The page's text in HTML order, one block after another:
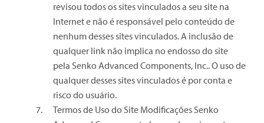
revisou todos os sites vinculados a seu site na
Internet e não é responsável pelo conteúdo de
nenhum desses sites vinculados. A inclusão de
qualquer link não implica no endosso do site
pela Senko Advanced Components, Inc.. O uso de
qualquer desses sites vinculados é por conta e
risco do usuário.
Termos de Uso do Site Modificações Senko